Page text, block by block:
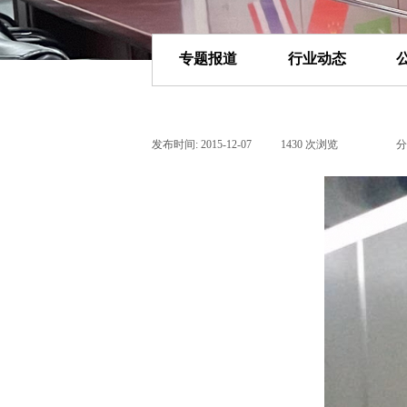
行业动态
专题报道
发布时间: 2015-12-07 1430 次浏览